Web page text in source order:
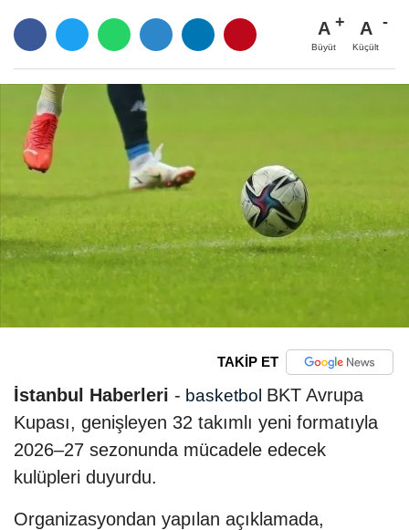
A
Büyüt
A
Küçült
TAKİP ET
İstanbul Haberleri - basketbol BKT Avrupa
Kupası, genişleyen 32 takımlı yeni formatıyla
2026–27 sezonunda mücadele edecek
kulüpleri duyurdu.
Organizasyondan yapılan açıklamada,